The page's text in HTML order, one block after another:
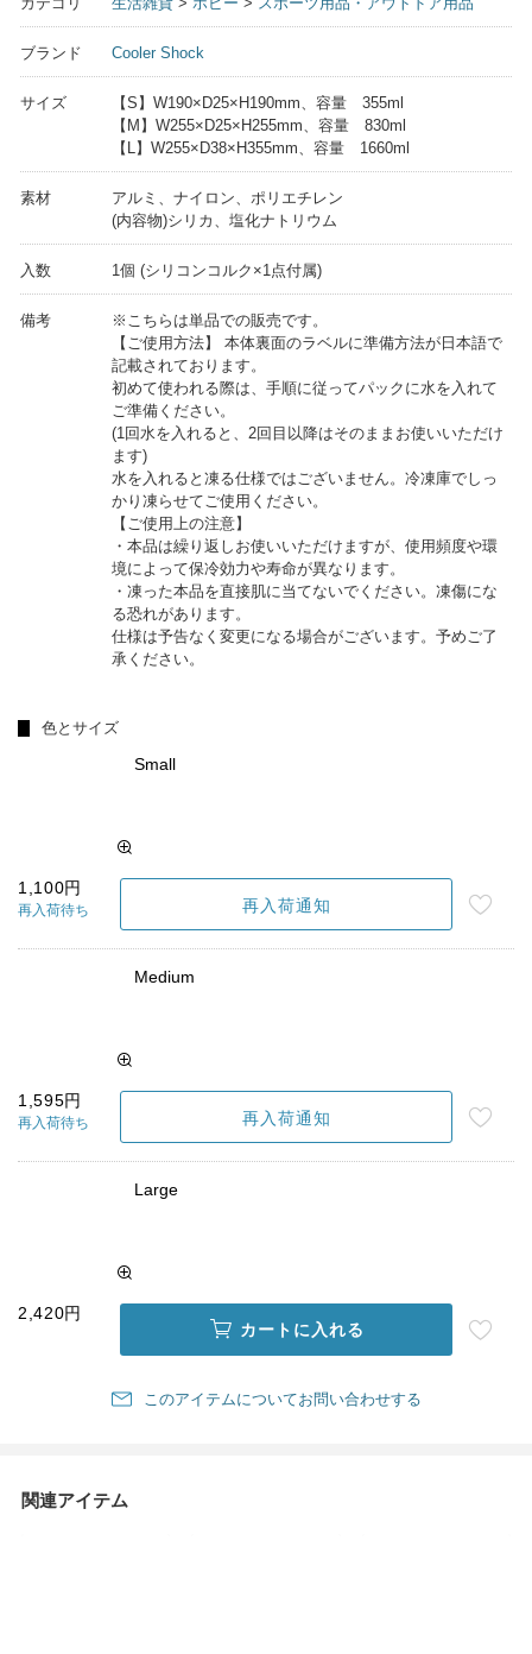
ブランド Cooler Shock
サイズ
【S】W190×D25×H190mm、容量 355ml
【M】W255×D25×H255mm、容量 830ml
【L】W255×D38×H355mm、容量 1660ml
素材
アルミ、ナイロン、ポリエチレン
(内容物)シリカ、塩化ナトリウム
入数 1個 (シリコンコルク×1点付属)
備考
※こちらは単品での販売です。
【ご使用方法】 本体裏面のラベルに準備方法が日本語で
記載されております。
初めて使われる際は、手順に従ってパックに水を入れて
ご準備ください。
(1回水を入れると、2回目以降はそのままお使いいただけ
ます)
水を入れると凍る仕様ではございません。冷凍庫でしっ
かり凍らせてご使用ください。
【ご使用上の注意】
・本品は繰り返しお使いいただけますが、使用頻度や環
境によって保冷効力や寿命が異なります。
・凍った本品を直接肌に当てないでください。凍傷にな
る恐れがあります。
仕様は予告なく変更になる場合がございます。予めご了
承ください。
色とサイズ
Small
1,100円
再入荷待ち 再入荷通知
Medium
1,595円
再入荷待ち 再入荷通知
Large
2,420円
カートに入れる
このアイテムについてお問い合わせする
関連アイテム